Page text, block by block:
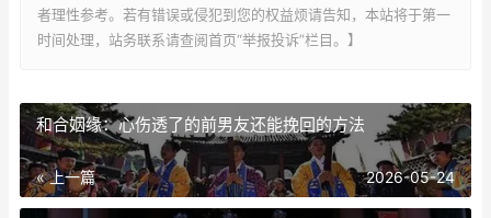
者理性参考。若有错误或侵犯到您的权益烦请告知，本站将于第一
时间处理，站务联系请查阅首页“举报投诉”栏目。】
和合姻缘：心伤透了的前男友还能挽回的方法
« 上一篇 2026-05-24